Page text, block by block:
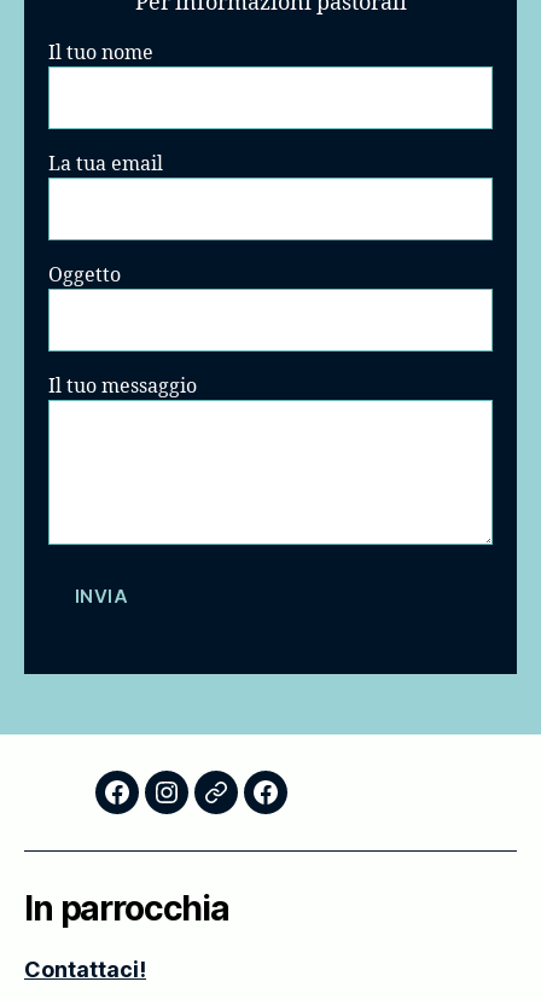
Il tuo nome
La tua email
Oggetto
Il tuo messaggio
FacebookInstagram
StoricoScuola
In parrocchia
Contattaci!